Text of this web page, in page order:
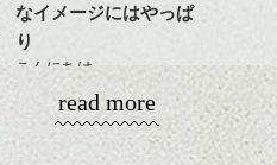
下さいね。
シバタ
ながらもみこみ、なじま
せます。
質感をかるくととのえな
がら耳かけアレンジする
のも良い感じです。
これからのスタイルチェ
なイメージにはやっぱ
り
こんにちは、
明けましておめでとうご
ざいます。今年も宜しく
read more